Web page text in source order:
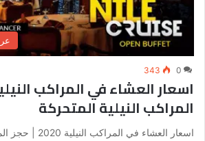
0
343
المراكب النيلية المتحركة
اسعار العشاء في